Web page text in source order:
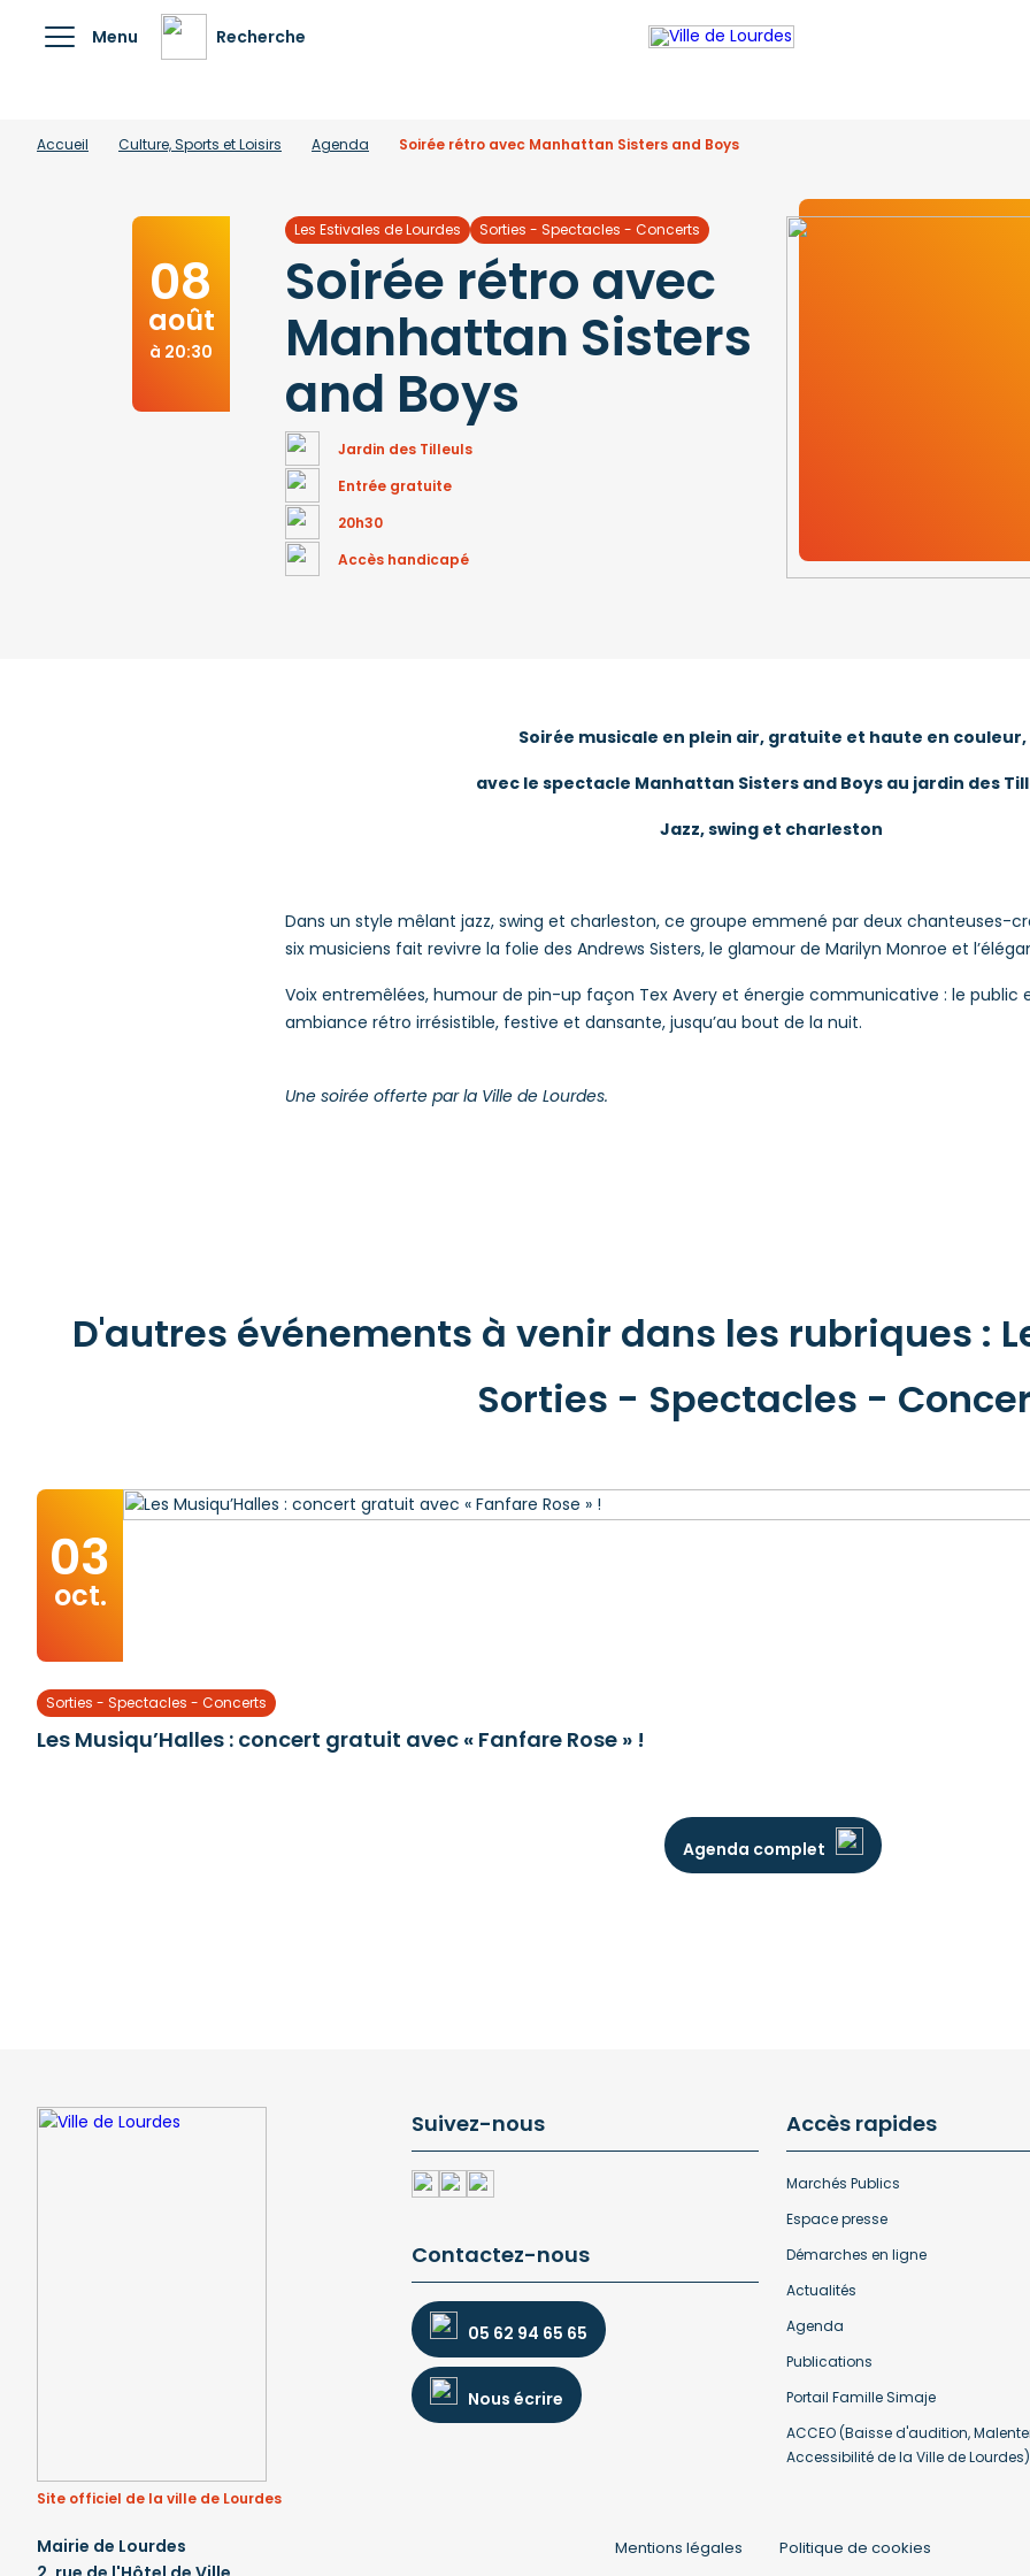
Menu Recherche
Accueil Culture, Sports et Loisirs Agenda Soirée rétro avec Manhattan Sisters and Boys
08
août
à 20:30
Les Estivales de Lourdes Sorties - Spectacles - Concerts
Soirée rétro avec
Manhattan Sisters
and Boys
Jardin des Tilleuls
Entrée gratuite
20h30
Accès handicapé
Soirée musicale en plein air, gratuite et haute en couleur,
avec le spectacle Manhattan Sisters and Boys au jardin des
Jazz, swing et charleston
Dans un style mêlant jazz, swing et charleston, ce groupe emmené par deux chanteuses-
six musiciens fait revivre la folie des Andrews Sisters, le glamour de Marilyn Monroe et
Voix entremêlées, humour de pin-up façon Tex Avery et énergie communicative : le public
ambiance rétro irrésistible, festive et dansante, jusqu’au bout de la nuit.
Une soirée offerte par la Ville de Lourdes.
D'autres événements à venir dans les rubriques :
Sorties - Spectacles -
03
oct.
Sorties - Spectacles - Concerts
Les Musiqu’Halles : concert gratuit avec « Fanfare Rose » !
Agenda complet
Site officiel de la ville de Lourdes
Mairie de Lourdes
Suivez-nous
Contactez-nous
05 62 94 65 65
Nous écrire
Accès rapides
Marchés Publics
Espace presse
Démarches en ligne
Actualités
Agenda
Publications
Portail Famille Simaje
ACCEO (Baisse d'audition,
Accessibilité de la Ville de Lourdes)
Mentions légales Politique de cookies